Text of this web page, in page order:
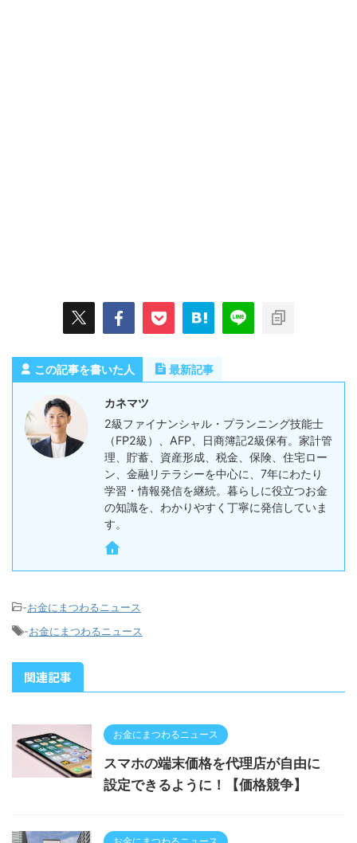
この記事を書いた人 最新記事
カネマツ
2級ファイナンシャル・プランニング技能士
（FP2級）、AFP、日商簿記2級保有。家計管
理、貯蓄、資産形成、税金、保険、住宅ロー
ン、金融リテラシーを中心に、7年にわたり
学習・情報発信を継続。暮らしに役立つお金
の知識を、わかりやすく丁寧に発信していま
す。
-お金にまつわるニュース
-お金にまつわるニュース
関連記事
お金にまつわるニュース
スマホの端末価格を代理店が自由に
設定できるように！【価格競争】